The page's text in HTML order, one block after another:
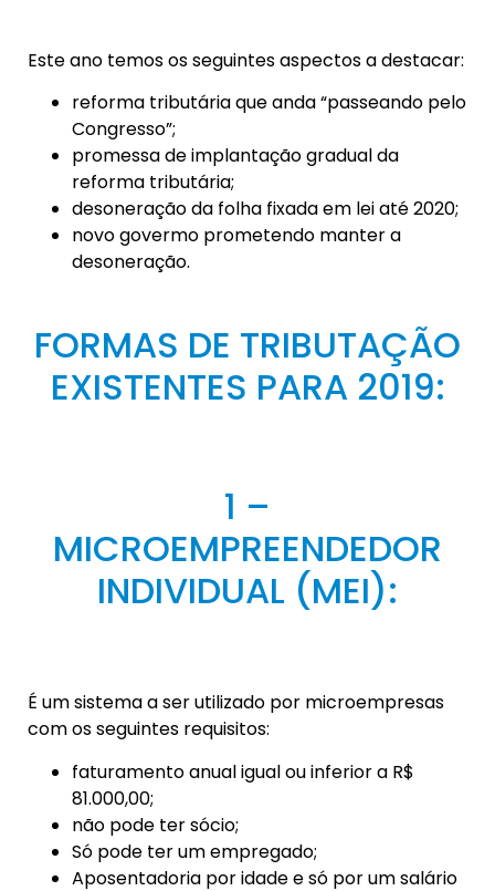
Este ano temos os seguintes aspectos a destacar:
reforma tributária que anda “passeando pelo
Congresso”;
promessa de implantação gradual da
reforma tributária;
desoneração da folha fixada em lei até 2020;
novo govermo prometendo manter a
desoneração.
FORMAS DE TRIBUTAÇÃO
EXISTENTES PARA 2019:
1 –
MICROEMPREENDEDOR
INDIVIDUAL (MEI):
É um sistema a ser utilizado por microempresas
com os seguintes requisitos:
faturamento anual igual ou inferior a R$
81.000,00;
não pode ter sócio;
Só pode ter um empregado;
Aposentadoria por idade e só por um salário